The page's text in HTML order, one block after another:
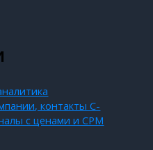
контакты C-
с ценами и CPM